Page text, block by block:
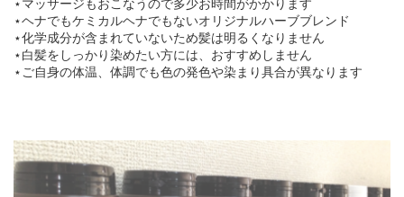
⋆マッサージもおこなうので多少お時間がかかります
⋆ヘナでもケミカルヘナでもないオリジナルハーブブレンド
⋆化学成分が含まれていないため髪は明るくなりません
⋆白髪をしっかり染めたい方には、おすすめしません
⋆ご自身の体温、体調でも色の発色や染まり具合が異なります